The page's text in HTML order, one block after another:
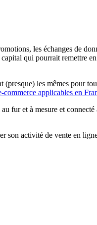
les échanges de
qui pourrait remettre
(presque) les mêmes pour
commerce applicables en
fur et à mesure et connecté
son activité de vente en